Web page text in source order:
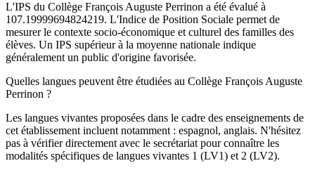
L'IPS du Collège François Auguste Perrinon a été évalué à
107.19999694824219. L'Indice de Position Sociale permet de
mesurer le contexte socio-économique et culturel des familles des
élèves. Un IPS supérieur à la moyenne nationale indique
généralement un public d'origine favorisée.
Quelles langues peuvent être étudiées au Collège François Auguste
Perrinon ?
Les langues vivantes proposées dans le cadre des enseignements de
cet établissement incluent notamment : espagnol, anglais. N'hésitez
pas à vérifier directement avec le secrétariat pour connaître les
modalités spécifiques de langues vivantes 1 (LV1) et 2 (LV2).